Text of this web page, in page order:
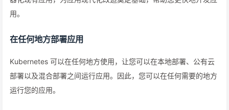
用。
在任何地方部署应用
Kubernetes 可以在任何地方使用，让您可以在本地部署、公有云
部署以及混合部署之间运行应用。因此，您可以在任何需要的地方
运行您的应用。